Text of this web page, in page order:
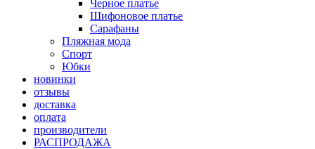
Черное платье
Шифоновое платье
Сарафаны
Пляжная мода
Спорт
Юбки
новинки
отзывы
доставка
оплата
производители
РАСПРОДАЖА